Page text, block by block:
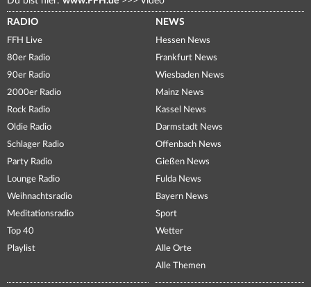
RADIO
FFH Live
80er Radio
90er Radio
2000er Radio
Rock Radio
Oldie Radio
Schlager Radio
Party Radio
Lounge Radio
Weihnachtsradio
Meditationsradio
Top 40
Playlist
NEWS
Hessen News
Frankfurt News
Wiesbaden News
Mainz News
Kassel News
Darmstadt News
Offenbach News
Gießen News
Fulda News
Bayern News
Sport
Wetter
Alle Orte
Alle Themen